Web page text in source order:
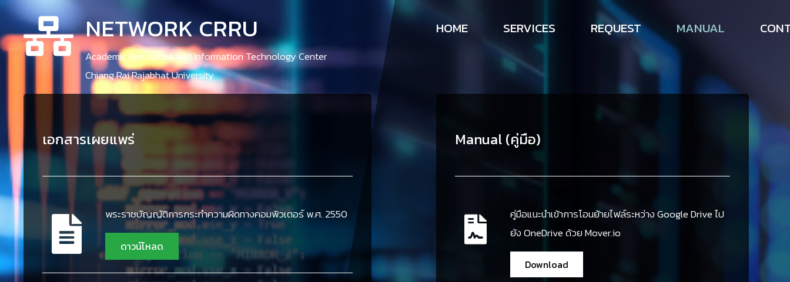
NETWORK CRRU
Academic Resources and Information Technology Center
Chiang Rai Rajabhat University
HOME SERVICES REQUEST MANUAL
เอกสารเผยแพร่
พระราชบัญญัติการกระทำความผิดทางคอมพิวเตอร์ พ.ศ. 2550
ดาวน์โหลด
Manual (คู่มือ)
คู่มือแนะนำเข้าการโอนย้ายไฟล์ระหว่าง Google Drive ไป
ยัง OneDrive ด้วย Mover.io
Download